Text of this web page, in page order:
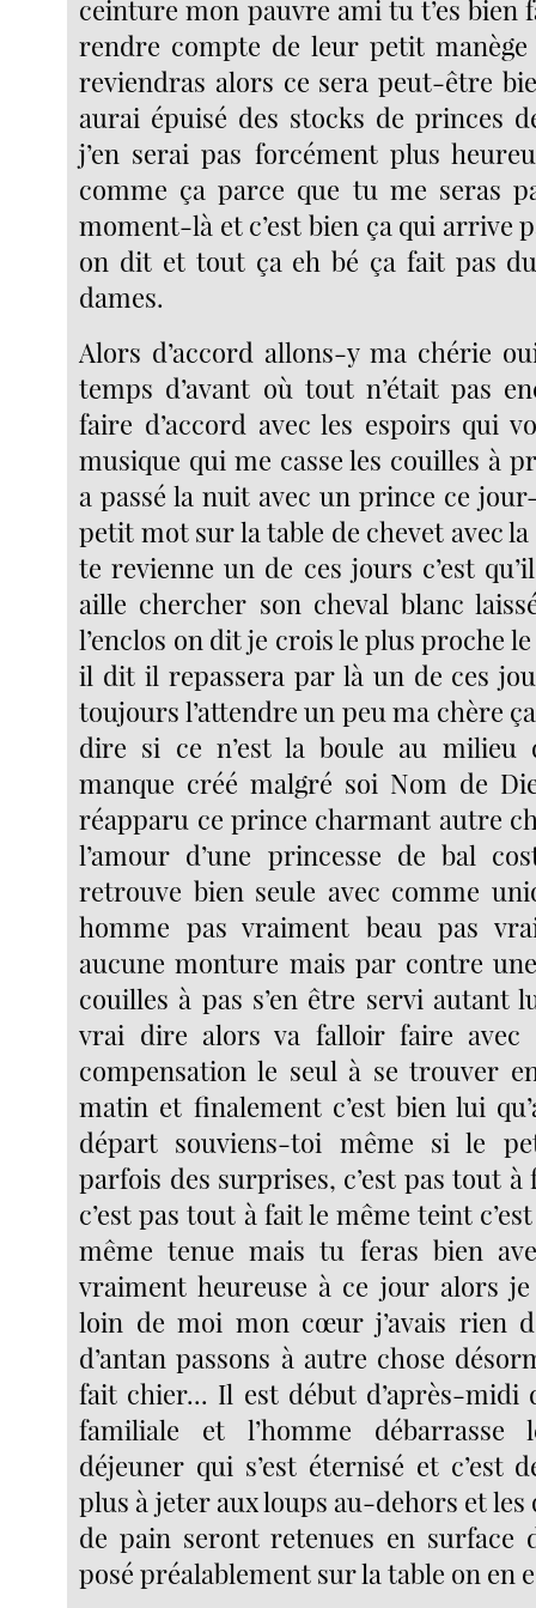
ceinture mon pauvre ami tu t’es bien
rendre compte de leur petit
reviendras alors ce sera peut-être
aurai épuisé des stocks de princes
j’en serai pas forcément plus
comme ça parce que tu me seras
moment-là et c’est bien ça qui arrive
on dit et tout ça eh bé ça fait pas
dames.
Alors d’accord allons-y ma chérie
temps d’avant où tout n’était pas
faire d’accord avec les espoirs qui
musique qui me casse les couilles à
a passé la nuit avec un prince ce
petit mot sur la table de chevet avec
te revienne un de ces jours c’est
aille chercher son cheval blanc
l’enclos on dit je crois le plus proche
il dit il repassera par là un de ces
toujours l’attendre un peu ma chère
dire si ce n’est la boule au milieu
manque créé malgré soi Nom de
réapparu ce prince charmant autre
l’amour d’une princesse de bal
retrouve bien seule avec comme
homme pas vraiment beau pas
aucune monture mais par contre
couilles à pas s’en être servi autant
vrai dire alors va falloir faire avec
compensation le seul à se trouver
matin et finalement c’est bien lui
départ souviens-toi même si le
parfois des surprises, c’est pas tout
c’est pas tout à fait le même teint
même tenue mais tu feras bien
vraiment heureuse à ce jour alors
loin de moi mon cœur j’avais rien
d’antan passons à autre chose
fait chier... Il est début d’après-midi
familiale et l’homme débarrasse
déjeuner qui s’est éternisé et c’est
plus à jeter aux loups au-dehors et les
de pain seront retenues en surface
posé préalablement sur la table on en